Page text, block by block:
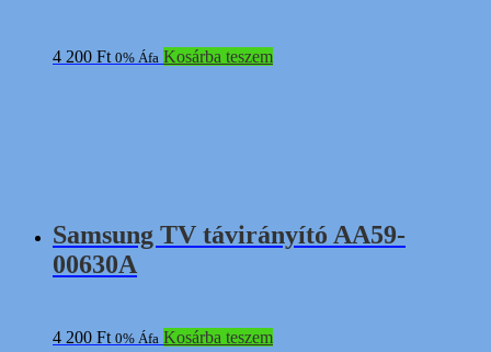
4 200 Ft 0% Áfa Kosárba teszem
Samsung TV távirányító AA59-
00630A
4 200 Ft 0% Áfa Kosárba teszem